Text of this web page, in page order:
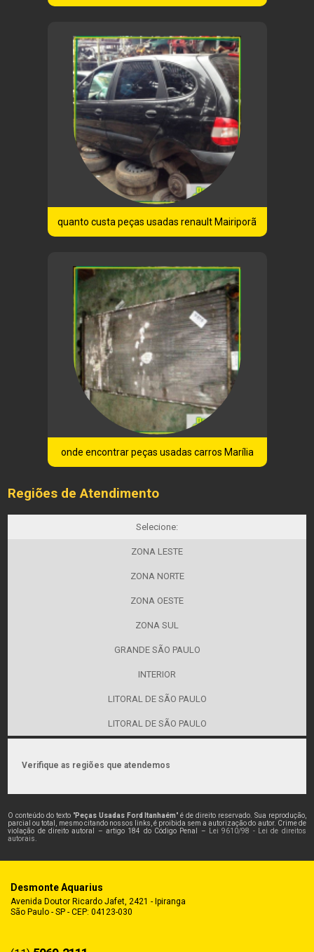
quanto custa peças usadas renault Mairiporã
onde encontrar peças usadas carros Marília
Regiões de Atendimento
Selecione:
ZONA LESTE
ZONA NORTE
ZONA OESTE
ZONA SUL
GRANDE SÃO PAULO
INTERIOR
LITORAL DE SÃO PAULO
LITORAL DE SÃO PAULO
Verifique as regiões que atendemos
O conteúdo do texto "Peças Usadas Ford Itanhaém" é de direito reservado. Sua reprodução,
parcial ou total, mesmo citando nossos links, é proibida sem a autorização do autor. Crime de
violação de direito autoral – artigo 184 do Código Penal –
Lei 9610/98 - Lei de direitos
autorais
Desmonte Aquarius
Avenida Doutor Ricardo Jafet, 2421 - Ipiranga
São Paulo - SP - CEP: 04123-030